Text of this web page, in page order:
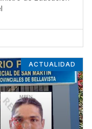
ACTUALIDAD